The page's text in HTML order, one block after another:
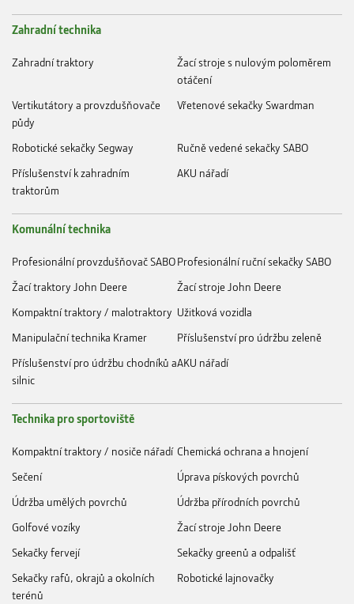
Zahradní technika
Zahradní traktory
Žací stroje s nulovým poloměrem
otáčení
Vertikutátory a provzdušňovače
půdy
Vřetenové sekačky Swardman
Robotické sekačky Segway
Ručně vedené sekačky SABO
Příslušenství k zahradním
traktorům
AKU nářadí
Komunální technika
Profesionální provzdušňovač SABOProfesionální ruční sekačky SABO
Žací traktory John Deere
Žací stroje John Deere
Kompaktní traktory / malotraktory Užitková vozidla
Manipulační technika Kramer
Příslušenství pro údržbu zeleně
Příslušenství pro údržbu chodníků a
silnic
AKU nářadí
Technika pro sportoviště
Kompaktní traktory / nosiče nářadí Chemická ochrana a hnojení
Sečení
Úprava pískových povrchů
Údržba umělých povrchů
Údržba přírodních povrchů
Golfové vozíky
Žací stroje John Deere
Sekačky fervejí
Sekačky greenů a odpališť
Sekačky rafů, okrajů a okolních
terénů
Robotické lajnovačky